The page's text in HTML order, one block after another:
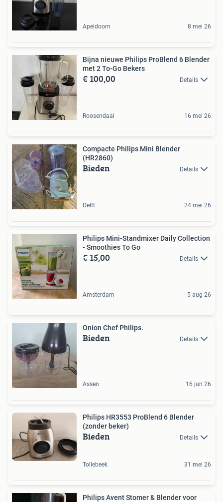
Apeldoorn 8 mei 26
Bijna nieuwe Philips ProBlend 6 Blender
met 2 To-Go Bekers
€ 100,00 Details
Roosendaal 16 mei 26
Compacte Philips Mini Blender
(HR2860)
Bieden Details
Delft 24 mei 26
Philips Mini-Standmixer Daily Collection
- Smoothies To Go
€ 15,00 Details
Amsterdam 5 aug 26
Onion Chef Philips.
Bieden Details
Assen 16 jun 26
Philips HR3553 ProBlend 6 Blender
(zonder beker)
Bieden Details
Tollebeek 31 mei 26
Philips Avent Stomer & Blender voor